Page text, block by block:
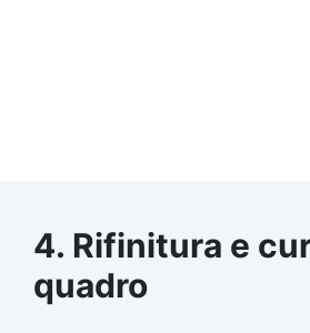
4. Rifinitura e
quadro